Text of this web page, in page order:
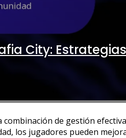
City:
de gestión
los jugadores pueden